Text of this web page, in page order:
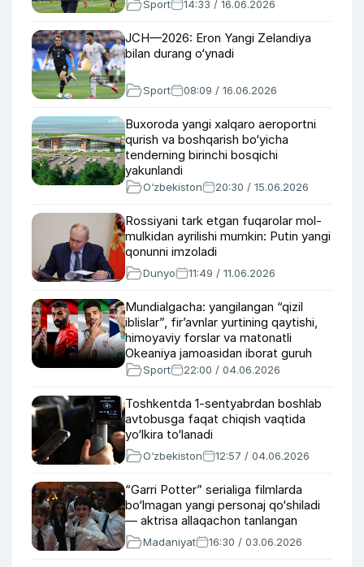
Sport 14:33 / 16.06.2026
JCH—2026: Eron Yangi Zelandiya
bilan durang o‘ynadi
Sport 08:09 / 16.06.2026
Buxoroda yangi xalqaro aeroportni
qurish va boshqarish bo‘yicha
tenderning birinchi bosqichi
yakunlandi
O‘zbekiston 20:30 / 15.06.2026
Rossiyani tark etgan fuqarolar mol-
mulkidan ayrilishi mumkin: Putin yangi
qonunni imzoladi
Dunyo 11:49 / 11.06.2026
Mundialgacha: yangilangan “qizil
iblislar”, fir’avnlar yurtining qaytishi,
himoyaviy forslar va matonatli
Okeaniya jamoasidan iborat guruh
Sport 22:00 / 04.06.2026
Toshkentda 1-sentyabrdan boshlab
avtobusga faqat chiqish vaqtida
yo‘lkira to‘lanadi
O‘zbekiston 12:57 / 04.06.2026
“Garri Potter” serialiga filmlarda
bo‘lmagan yangi personaj qo‘shiladi
— aktrisa allaqachon tanlangan
Madaniyat 16:30 / 03.06.2026